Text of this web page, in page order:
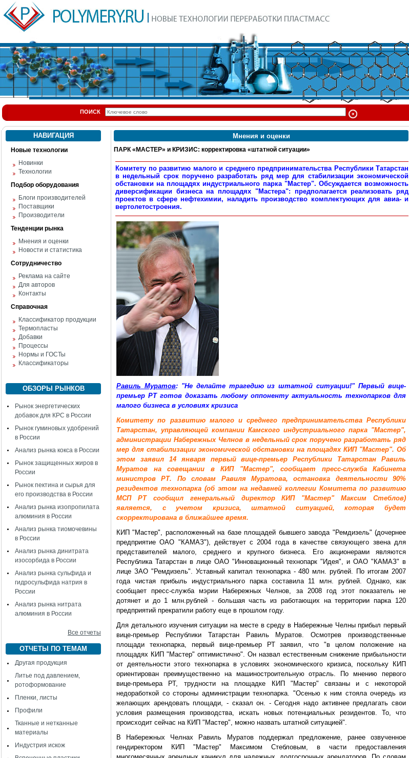
ПОИСК
НАВИГАЦИЯ
Новые технологии
Новинки
Технологии
Подбор оборудования
Блоги производителей
Поставщики
Производители
Тенденции рынка
Мнения и оценки
Новости и статистика
Сотрудничество
Реклама на сайте
Для авторов
Контакты
Справочная
Классификатор продукции
Термопласты
Добавки
Процессы
Нормы и ГОСТы
Классификаторы
ОБЗОРЫ РЫНКОВ
Рынок энергетических
добавок для КРС в России
Рынок гуминовых удобрений
в России
Анализ рынка кокса в России
Рынок защищенных жиров в
России
Рынок пектина и сырья для
его производства в России
Анализ рынка изопропилата
алюминия в России
Анализ рынка тиомочевины
в России
Анализ рынка динитрата
изосорбида в России
Анализ рынка сульфида и
гидросульфида натрия в
России
Анализ рынка нитрата
алюминия в России
Все отчеты
ОТЧЕТЫ ПО ТЕМАМ
Другая продукция
Литье под давлением,
ротоформование
Пленки, листы
Профили
Тканные и нетканные
материалы
Индустрия искож
Мнения и оценки
ПАРК «МАСТЕР» и КРИЗИС: корректировка «штатной ситуации»
Комитету по развитию малого и среднего предпринимательства Республики Татарстан
в недельный срок поручено разработать ряд мер для стабилизации экономической
обстановки на площадях индустриального парка "Мастер". Обсуждается возможность
диверсификации бизнеса на площадях "Мастера": предполагается реализовать ряд
проектов в сфере нефтехимии, наладить производство комплектующих для авиа- и
вертолетостроения.
Равиль Муратов: "Не делайте трагедию из штатной ситуации!" Первый вице-
премьер РТ готов доказать любому оппоненту актуальность технопарков для
малого бизнеса в условиях кризиса
Комитету по развитию малого и среднего предпринимательства Республики
Татарстан, управляющей компании Камского индустриального парка "Мастер",
администрации Набережных Челнов в недельный срок поручено разработать ряд
мер для стабилизации экономической обстановки на площадях КИП "Мастер". Об
этом заявил 14 января первый вице-премьер Республики Татарстан Равиль
Муратов на совещании в КИП "Мастер", сообщает пресс-служба Кабинета
министров РТ. По словам Равиля Муратова, остановка деятельности 90%
резидентов технопарка (об этом на недавней коллегии Комитета по развитию
МСП РТ сообщил генеральный директор КИП "Мастер" Максим Стеблов)
является, с учетом кризиса, штатной ситуацией, которая будет
скорректирована в ближайшее время.
КИП "Мастер", расположенный на базе площадей бывшего завода "Ремдизель" (дочернее
предприятие ОАО "КАМАЗ"), действует с 2004 года в качестве связующего звена для
представителей малого, среднего и крупного бизнеса. Его акционерами являются
Республика Татарстан в лице ОАО "Инновационный технопарк "Идея", и ОАО "КАМАЗ" в
лице ЗАО "Ремдизель". Уставный капитал технопарка - 480 млн. рублей. По итогам 2007
года чистая прибыль индустриального парка составила 11 млн. рублей. Однако, как
сообщает пресс-служба мэрии Набережных Челнов, за 2008 год этот показатель не
дотянет и до 1 млн.рублей - большая часть из работающих на территории парка 120
предприятий прекратили работу еще в прошлом году.
Для детального изучения ситуации на месте в среду в Набережные Челны прибыл первый
вице-премьер Республики Татарстан Равиль Муратов. Осмотрев производственные
площади технопарка, первый вице-премьер РТ заявил, что "в целом положение на
площадях КИП "Мастер" оптимистично". Он назвал естественным снижение прибыльности
от деятельности этого технопарка в условиях экономического кризиса, поскольку КИП
ориентирован преимущественно на машиностроительную отрасль. По мнению первого
вице-премьера РТ, трудности на площадке КИП "Мастер" связаны и с некоторой
недоработкой со стороны администрации технопарка. "Осенью к ним стояла очередь из
желающих арендовать площади, - сказал он. - Сегодня надо активнее предлагать свои
условия размещения производства, искать новых потенциальных резидентов. То, что
происходит сейчас на КИП "Мастер", можно назвать штатной ситуацией".
В Набережных Челнах Равиль Муратов поддержал предложение, ранее озвученное
гендиректором КИП "Мастер" Максимом Стебловым, в части предоставления